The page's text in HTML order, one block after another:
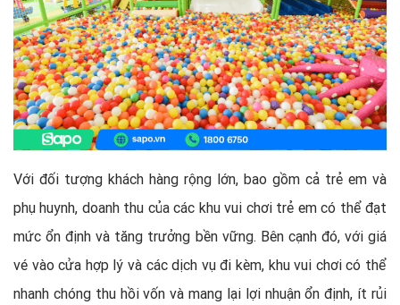
Với đối tượng khách hàng rộng lớn, bao gồm cả trẻ em và
phụ huynh, doanh thu của các khu vui chơi trẻ em có thể đạt
mức ổn định và tăng trưởng bền vững. Bên cạnh đó, với giá
vé vào cửa hợp lý và các dịch vụ đi kèm, khu vui chơi có thể
nhanh chóng thu hồi vốn và mang lại lợi nhuận ổn định, ít rủi